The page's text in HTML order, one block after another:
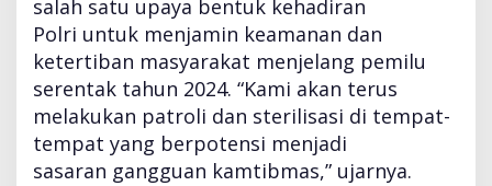
salah satu upaya bentuk kehadiran
Polri untuk menjamin keamanan dan
ketertiban masyarakat menjelang pemilu
serentak tahun 2024. “Kami akan terus
melakukan patroli dan sterilisasi di tempat-
tempat yang berpotensi menjadi
sasaran gangguan kamtibmas,” ujarnya.